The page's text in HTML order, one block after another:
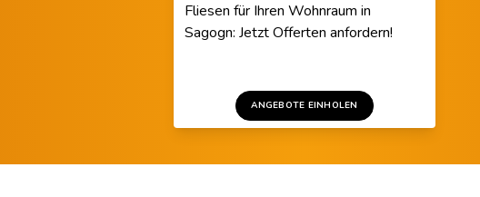
Fliesen für Ihren Wohnraum in
Sagogn: Jetzt Offerten anfordern!
ANGEBOTE EINHOLEN